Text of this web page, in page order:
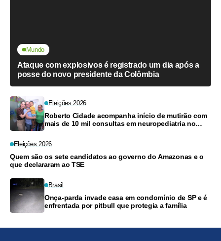
Mundo
Ataque com explosivos é registrado um dia após a
posse do novo presidente da Colômbia
Eleições 2026
Roberto Cidade acompanha início de mutirão com
mais de 10 mil consultas em neuropediatria no
Eleições 2026
Quem são os sete candidatos ao governo do Amazonas e o
que declararam ao TSE
Brasil
Onça-parda invade casa em condomínio de SP e é
enfrentada por pitbull que protegia a família